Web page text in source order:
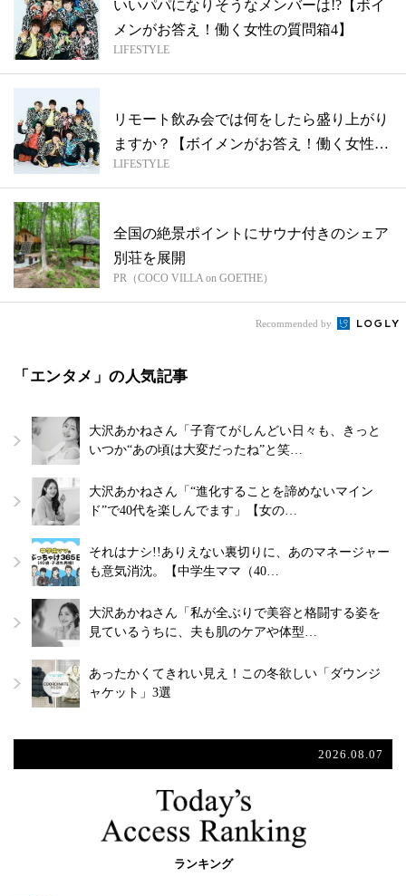
いいパパになりそうなメンバーは!?【ボイ
メンがお答え！働く女性の質問箱4】
LIFESTYLE
リモート飲み会では何をしたら盛り上がり
ますか？【ボイメンがお答え！働く女性の
質問...
LIFESTYLE
全国の絶景ポイントにサウナ付きのシェア
別荘を展開
PR（COCO VILLA on GOETHE）
Recommended by
「エンタメ」の人気記事
大沢あかねさん「子育てがしんどい日々も、きっと
いつか“あの頃は大変だったね”と笑…
大沢あかねさん「“進化することを諦めないマイン
ド”で40代を楽しんでます」【女の…
それはナシ!!ありえない裏切りに、あのマネージャー
も意気消沈。【中学生ママ（40…
大沢あかねさん「私が全ぶりで美容と格闘する姿を
見ているうちに、夫も肌のケアや体型…
あったかくてきれい見え！この冬欲しい「ダウンジ
ャケット」3選
2026.08.07
ランキング